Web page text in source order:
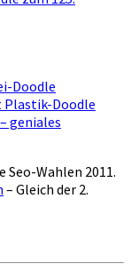
Doodle
Doodle
geniales
Seo-Wahlen 2011.
– Gleich der 2.